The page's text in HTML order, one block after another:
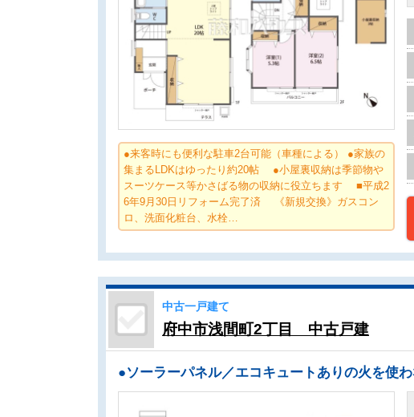
●来客時にも便利な駐車2台可能（車種による） ●家族の
集まるLDKはゆったり約20帖 ●小屋裏収納は季節物や
スーツケース等かさばる物の収納に役立ちます ■平成2
6年9月30日リフォーム完了済 《新規交換》ガスコン
ロ、洗面化粧台、水栓…
中古一戸建て
府中市浅間町2丁目 中古戸建